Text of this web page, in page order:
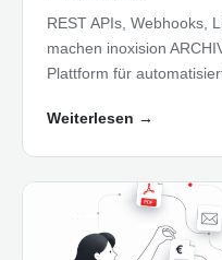
REST APIs, Webhooks,
machen inoxision
Plattform für
Weiterlesen →